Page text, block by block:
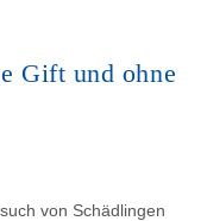
Gift und ohne
von Schädlingen